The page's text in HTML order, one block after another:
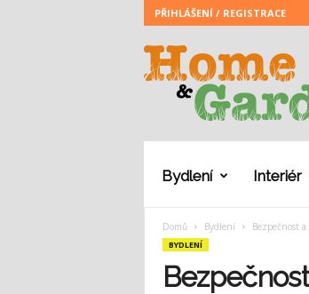
PŘIHLÁŠENÍ / REGISTRACE
m
r
Bydlení Interiér
Domů Bydlení Bezpečnost
BYDLENÍ